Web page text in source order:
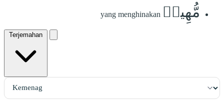
مُّهِينٞ yang menghinakan
Terjemahan